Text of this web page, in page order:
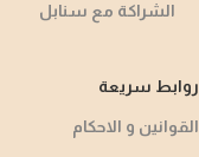
الشراكة مع سنابل
روابط سريعة
القوانين و الاحكام